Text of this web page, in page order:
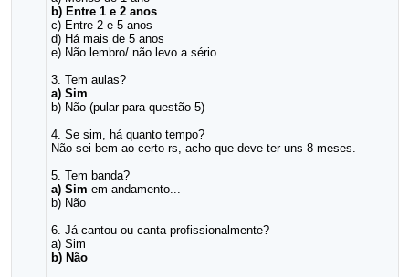
b) Entre 1 e 2 anos
c) Entre 2 e 5 anos
d) Há mais de 5 anos
e) Não lembro/ não levo a sério
3. Tem aulas?
a) Sim
b) Não (pular para questão 5)
4. Se sim, há quanto tempo?
Não sei bem ao certo rs, acho que deve ter uns 8 meses.
5. Tem banda?
a) Sim em andamento...
b) Não
6. Já cantou ou canta profissionalmente?
a) Sim
b) Não